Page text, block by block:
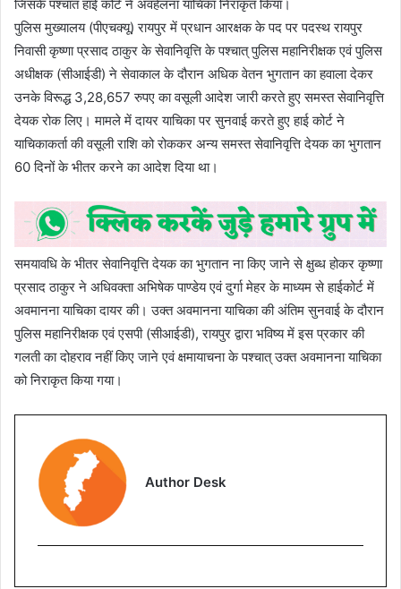
जिसके पश्चात हाई कोर्ट ने अवहेलना याचिका निराकृत किया।
पुलिस मुख्यालय (पीएचक्यू) रायपुर में प्रधान आरक्षक के पद पर पदस्थ रायपुर
निवासी कृष्णा प्रसाद ठाकुर के सेवानिवृत्ति के पश्चात् पुलिस महानिरीक्षक एवं पुलिस
अधीक्षक (सीआईडी) ने सेवाकाल के दौरान अधिक वेतन भुगतान का हवाला देकर
उनके विरूद्ध 3,28,657 रुपए का वसूली आदेश जारी करते हुए समस्त सेवानिवृत्ति
देयक रोक लिए। मामले में दायर याचिका पर सुनवाई करते हुए हाई कोर्ट ने
याचिकाकर्ता की वसूली राशि को रोककर अन्य समस्त सेवानिवृत्ति देयक का भुगतान
60 दिनों के भीतर करने का आदेश दिया था।
समयावधि के भीतर सेवानिवृत्ति देयक का भुगतान ना किए जाने से क्षुब्ध होकर कृष्णा
प्रसाद ठाकुर ने अधिवक्ता अभिषेक पाण्डेय एवं दुर्गा मेहर के माध्यम से हाईकोर्ट में
अवमानना याचिका दायर की। उक्त अवमानना याचिका की अंतिम सुनवाई के दौरान
पुलिस महानिरीक्षक एवं एसपी (सीआईडी), रायपुर द्वारा भविष्य में इस प्रकार की
गलती का दोहराव नहीं किए जाने एवं क्षमायाचना के पश्चात् उक्त अवमानना याचिका
को निराकृत किया गया।
Author Desk